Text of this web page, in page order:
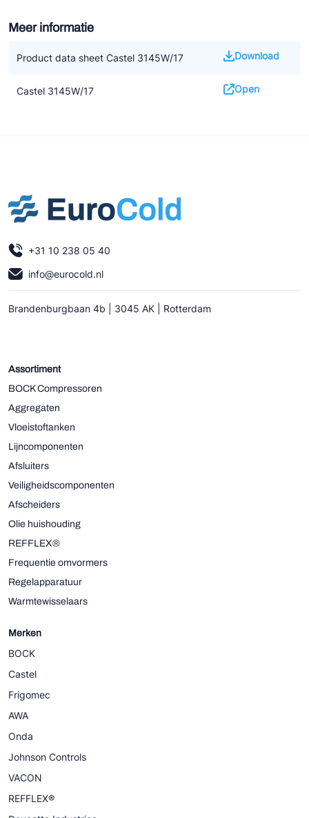
Meer informatie
Product data sheet Castel 3145W/17 Download
Castel 3145W/17 Open
+31 10 238 05 40
info@eurocold.nl
Brandenburgbaan 4b | 3045 AK | Rotterdam
Assortiment
BOCK Compressoren
Aggregaten
Vloeistoftanken
Lijncomponenten
Afsluiters
Veiligheidscomponenten
Afscheiders
Olie huishouding
REFFLEX®
Frequentie omvormers
Regelapparatuur
Warmtewisselaars
Merken
BOCK
Castel
Frigomec
AWA
Onda
Johnson Controls
VACON
REFFLEX®